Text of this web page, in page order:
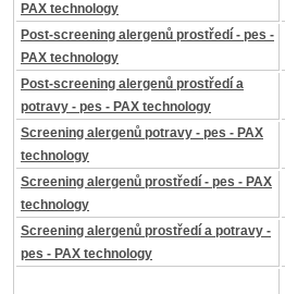
PAX technology
Post-screening alergenů prostředí - pes -
PAX technology
Post-screening alergenů prostředí a
potravy - pes - PAX technology
Screening alergenů potravy - pes - PAX
technology
Screening alergenů prostředí - pes - PAX
technology
Screening alergenů prostředí a potravy -
pes - PAX technology